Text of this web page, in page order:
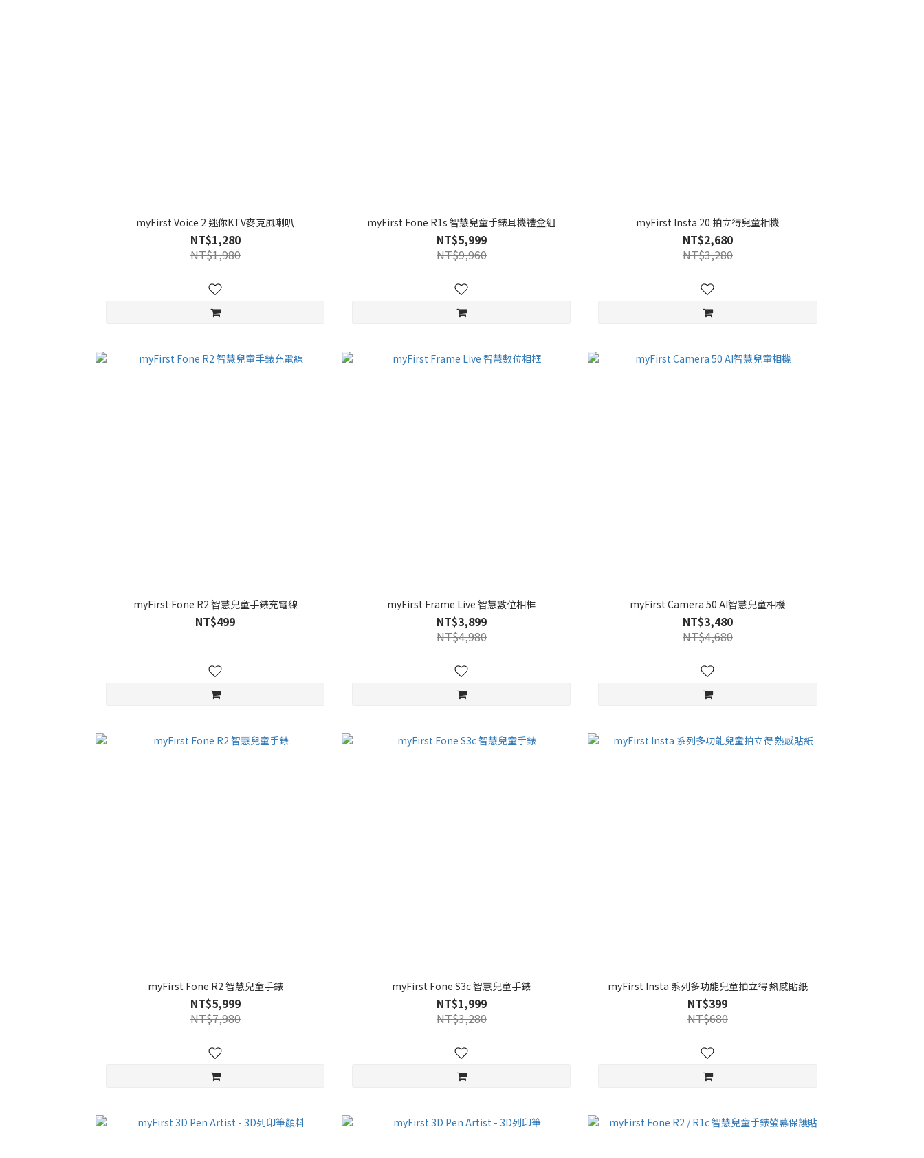
myFirst Voice 2 迷你KTV麥克風喇叭
NT$1,280
NT$1,980
myFirst Fone R1s 智慧兒童手錶耳機禮盒組
NT$5,999
NT$9,960
myFirst Insta 20 拍立得兒童相機
NT$2,680
NT$3,280
myFirst Fone R2 智慧兒童手錶充電線
NT$499
myFirst Frame Live 智慧數位相框
NT$3,899
NT$4,980
myFirst Camera 50 AI智慧兒童相機
NT$3,480
NT$4,680
myFirst Fone R2 智慧兒童手錶
NT$5,999
NT$7,980
myFirst Fone S3c 智慧兒童手錶
NT$1,999
NT$3,280
myFirst Insta 系列多功能兒童拍立得 熱感貼紙
NT$399
NT$680